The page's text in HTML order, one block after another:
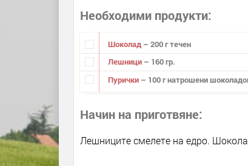
Необходими продукти
Шоколад – 200 г течен
Лешници – 160 гр.
Пурички – 100 г натрошени
Начин на приготвяне
Лешниците смелете на едро.